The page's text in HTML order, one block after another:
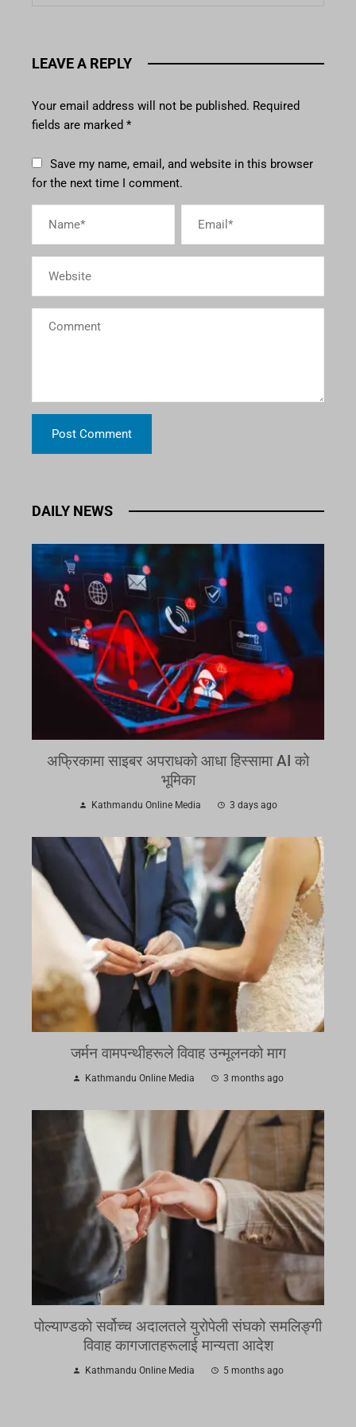
LEAVE A REPLY
Your email address will not be published. Required
fields are marked *
Save my name, email, and website in this browser
for the next time I comment.
DAILY NEWS
अफ्रिकामा साइबर अपराधको आधा हिस्सामा AI को
भूमिका
Kathmandu Online Media 3 days ago
जर्मन वामपन्थीहरूले विवाह उन्मूलनको माग
Kathmandu Online Media 3 months ago
पोल्याण्डको सर्वोच्च अदालतले युरोपेली संघको समलिङ्गी
विवाह कागजातहरूलाई मान्यता आदेश
Kathmandu Online Media 5 months ago